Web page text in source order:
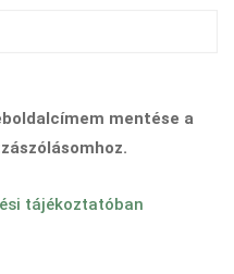
mentése a
tájékoztatóban